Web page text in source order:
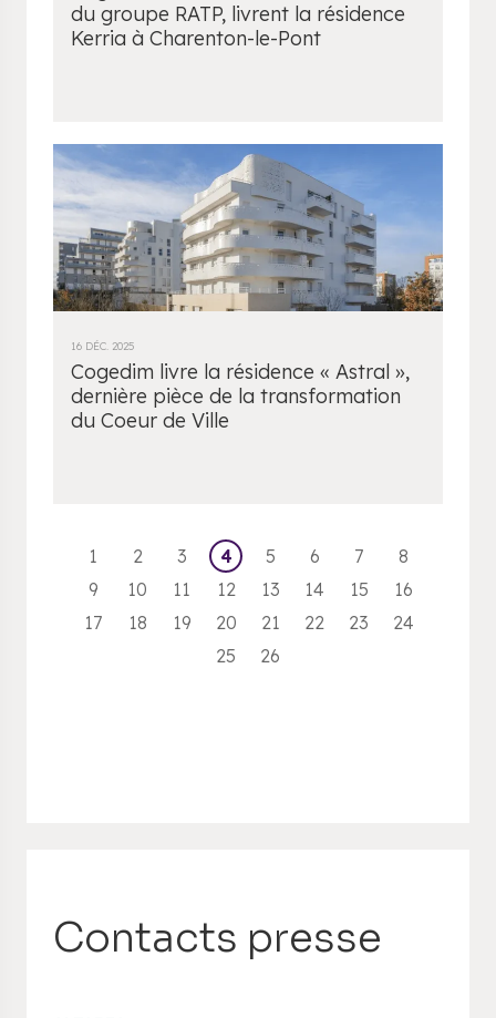
du groupe RATP, livrent la résidence
Kerria à Charenton-le-Pont
16 DÉC. 2025
Cogedim livre la résidence « Astral »,
dernière pièce de la transformation
du Coeur de Ville
1 2 3 4 5 6 7
8
9
10 11 12 13 14 15
16
17
18 19 20 21 22 23
24
25
26
Contacts presse